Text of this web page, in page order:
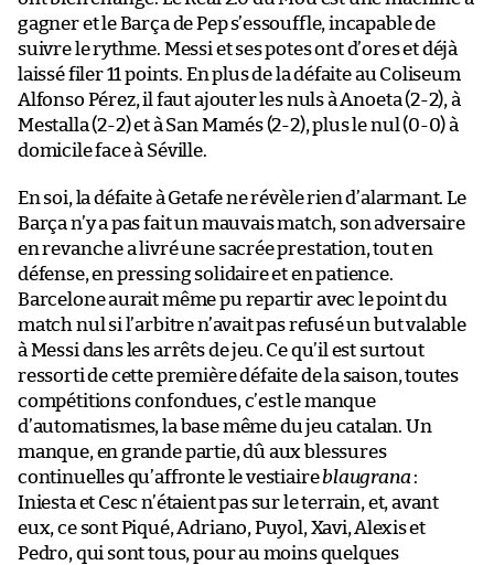
gagner et le Barça de Pep s’essouffle, incapable de
suivre le rythme. Messi et ses potes ont d’ores et déjà
laissé filer 11 points. En plus de la défaite au Coliseum
Alfonso Pérez, il faut ajouter les nuls à Anoeta (2-2), à
Mestalla (2-2) et à San Mamés (2-2), plus le nul (0-0) à
domicile face à Séville.
En soi, la défaite à Getafe ne révèle rien d’alarmant. Le
Barça n’y a pas fait un mauvais match, son adversaire
en revanche a livré une sacrée prestation, tout en
défense, en pressing solidaire et en patience.
Barcelone aurait même pu repartir avec le point du
match nul si l’arbitre n’avait pas refusé un but valable
à Messi dans les arrêts de jeu. Ce qu’il est surtout
ressorti de cette première défaite de la saison, toutes
compétitions confondues, c’est le manque
d’automatismes, la base même du jeu catalan. Un
manque, en grande partie, dû aux blessures
continuelles qu’affronte le vestiaireblaugrana :
Iniesta et Cesc n’étaient pas sur le terrain, et, avant
eux, ce sont Piqué, Adriano, Puyol, Xavi, Alexis et
Pedro, qui sont tous, pour au moins quelques